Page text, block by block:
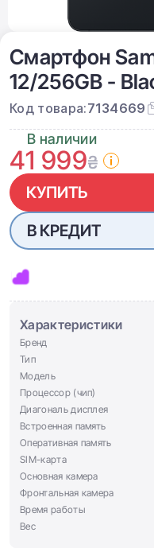
Смартфон
12/256GB -
Код товара:7134669
В наличии
41 999₴
КУПИТЬ
В КРЕДИТ
Характеристики
Бренд
Тип
Модель
Процессор (чип)
Диагональ дисплея
Встроенная память
Оперативная память
SIM-карта
Основная камера
Фронтальная камера
Время работы
Вес